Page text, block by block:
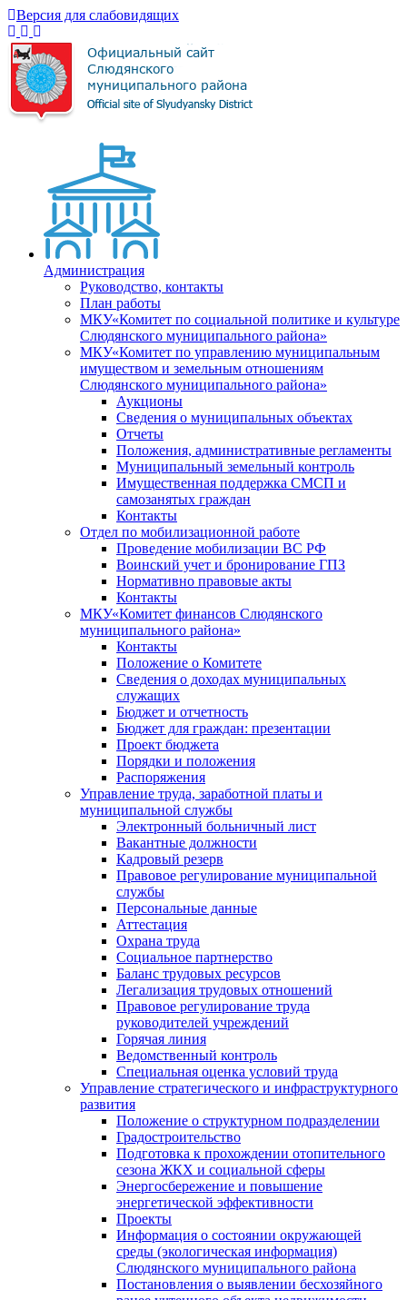
Версия для слабовидящих
Администрация
Руководство, контакты
План работы
МКУ«Комитет по социальной политике и культуре
Слюдянского муниципального района»
МКУ«Комитет по управлению муниципальным
имуществом и земельным отношениям
Слюдянского муниципального района»
Аукционы
Сведения о муниципальных объектах
Отчеты
Положения, административные регламенты
Муниципальный земельный контроль
Имущественная поддержка СМСП и
самозанятых граждан
Контакты
Отдел по мобилизационной работе
Проведение мобилизации ВС РФ
Воинский учет и бронирование ГПЗ
Нормативно правовые акты
Контакты
МКУ«Комитет финансов Слюдянского
муниципального района»
Контакты
Положение о Комитете
Сведения о доходах муниципальных
служащих
Бюджет и отчетность
Бюджет для граждан: презентации
Проект бюджета
Порядки и положения
Распоряжения
Управление труда, заработной платы и
муниципальной службы
Электронный больничный лист
Вакантные должности
Кадровый резерв
Правовое регулирование муниципальной
службы
Персональные данные
Аттестация
Охрана труда
Социальное партнерство
Баланс трудовых ресурсов
Легализация трудовых отношений
Правовое регулирование труда
руководителей учреждений
Горячая линия
Ведомственный контроль
Специальная оценка условий труда
Управление стратегического и инфраструктурного
развития
Положение о структурном подразделении
Градостроительство
Подготовка к прохождении отопительного
сезона ЖКХ и социальной сферы
Энергосбережение и повышение
энергетической эффективности
Проекты
Информация о состоянии окружающей
среды (экологическая информация)
Слюдянского муниципального района
Постановления о выявлении бесхозяйного